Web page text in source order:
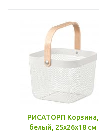
РИСАТОРП Корзина,
белый, 25x26x18 см